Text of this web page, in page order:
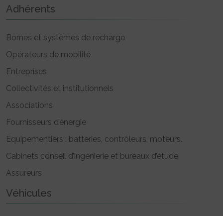
Adhérents
Bornes et systèmes de recharge
Opérateurs de mobilité
Entreprises
Collectivités et institutionnels
Associations
Fournisseurs d’énergie
Equipementiers : batteries, contrôleurs, moteurs..
Cabinets conseil d’ingénierie et bureaux d’étude
Assureurs
Véhicules